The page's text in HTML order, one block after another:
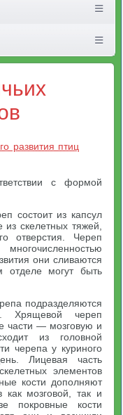
развития птиц
с формой
состоит из капсул
из скелетных тяжей,
отверстия. Череп
они сливаются
отделе могут быть
подразделяются
Хрящевой череп
части — мозговую и
из головной
черепа у куриного
Лицевая часть
элементов
кости дополняют
мозговой, так и
покровные кости